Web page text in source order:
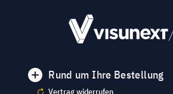
Rund um Ihre Bestellung
Vertrag widerrufen